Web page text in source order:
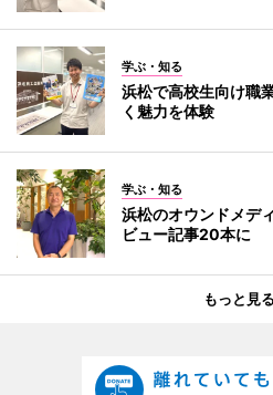
学ぶ・知る
浜松で高校生向け職
く魅力を体験
学ぶ・知る
浜松のオウンドメデ
ビュー記事20本に
もっと見る